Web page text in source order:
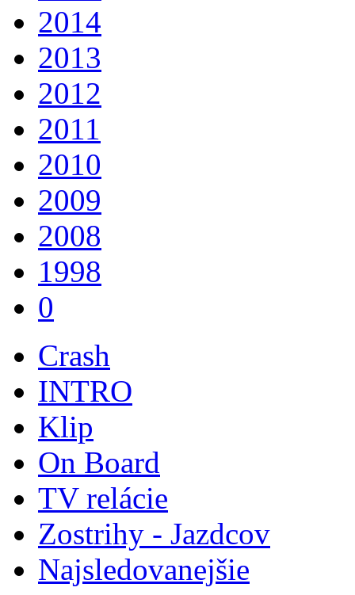
2014
2013
2012
2011
2010
2009
2008
1998
0
Crash
INTRO
Klip
On Board
TV relácie
Zostrihy - Jazdcov
Najsledovanejšie